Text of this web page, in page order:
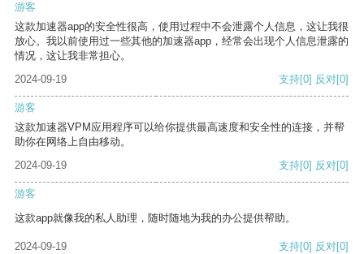
游客
这款加速器app的安全性很高，使用过程中不会泄露个人信息，这让我很
放心。我以前使用过一些其他的加速器app，经常会出现个人信息泄露的
情况，这让我非常担心。
2024-09-19
支持[0] 反对[0]
游客
这款加速器VPM应用程序可以给你提供最高速度和安全性的连接，并帮
助你在网络上自由移动。
2024-09-19
支持[0] 反对[0]
游客
这款app就像我的私人助理，随时随地为我的办公提供帮助。
2024-09-19 支持[0] 反对[0]